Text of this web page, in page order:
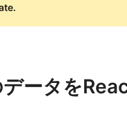
ータを